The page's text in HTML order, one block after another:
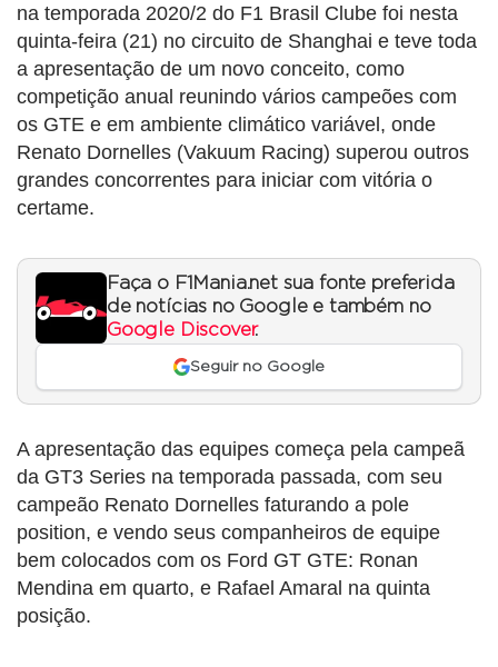
na temporada 2020/2 do F1 Brasil Clube foi nesta
quinta-feira (21) no circuito de Shanghai e teve toda
a apresentação de um novo conceito, como
competição anual reunindo vários campeões com
os GTE e em ambiente climático variável, onde
Renato Dornelles (Vakuum Racing) superou outros
grandes concorrentes para iniciar com vitória o
certame.
Faça o F1Mania.net sua fonte preferida
de notícias no Google e também no
Google Discover.
Seguir no Google
A apresentação das equipes começa pela campeã
da GT3 Series na temporada passada, com seu
campeão Renato Dornelles faturando a pole
position, e vendo seus companheiros de equipe
bem colocados com os Ford GT GTE: Ronan
Mendina em quarto, e Rafael Amaral na quinta
posição.